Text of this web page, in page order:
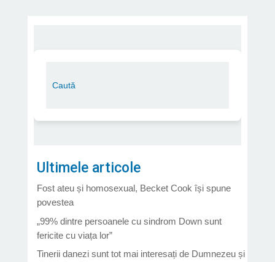
Ultimele articole
Fost ateu și homosexual, Becket Cook își spune
povestea
„99% dintre persoanele cu sindrom Down sunt
fericite cu viața lor”
Tinerii danezi sunt tot mai interesați de Dumnezeu și